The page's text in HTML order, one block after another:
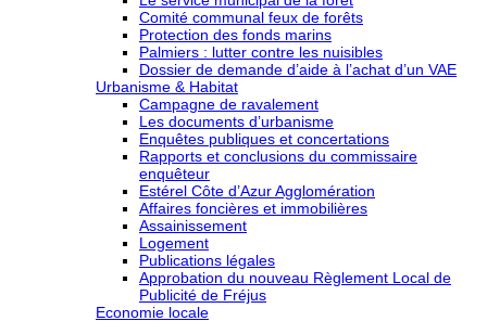
Comité communal feux de forêts
Protection des fonds marins
Palmiers : lutter contre les nuisibles
Dossier de demande d’aide à l’achat d’un VAE
Urbanisme & Habitat
Campagne de ravalement
Les documents d’urbanisme
Enquêtes publiques et concertations
Rapports et conclusions du commissaire
enquêteur
Estérel Côte d’Azur Agglomération
Affaires foncières et immobilières
Assainissement
Logement
Publications légales
Approbation du nouveau Règlement Local de
Publicité de Fréjus
Economie locale